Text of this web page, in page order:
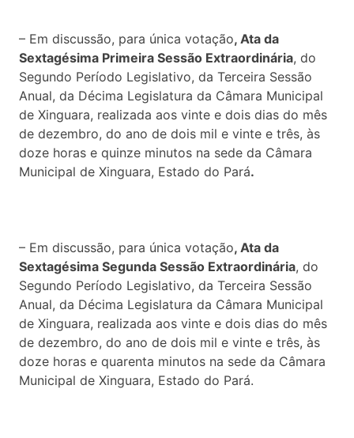
– Em discussão, para única votação, Ata da
Sextagésima Primeira Sessão Extraordinária, do
Segundo Período Legislativo, da Terceira Sessão
Anual, da Décima Legislatura da Câmara Municipal
de Xinguara, realizada aos vinte e dois dias do mês
de dezembro, do ano de dois mil e vinte e três, às
doze horas e quinze minutos na sede da Câmara
Municipal de Xinguara, Estado do Pará.
– Em discussão, para única votação, Ata da
Sextagésima Segunda Sessão Extraordinária, do
Segundo Período Legislativo, da Terceira Sessão
Anual, da Décima Legislatura da Câmara Municipal
de Xinguara, realizada aos vinte e dois dias do mês
de dezembro, do ano de dois mil e vinte e três, às
doze horas e quarenta minutos na sede da Câmara
Municipal de Xinguara, Estado do Pará.